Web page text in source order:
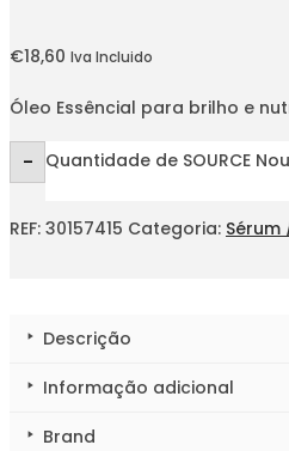
€18,60 Iva Incluido
Óleo Essêncial para brilho e
- Quantidade de SOURCE
REF: 30157415 Categoria: Sérum
Descrição
Informação adicional
Brand